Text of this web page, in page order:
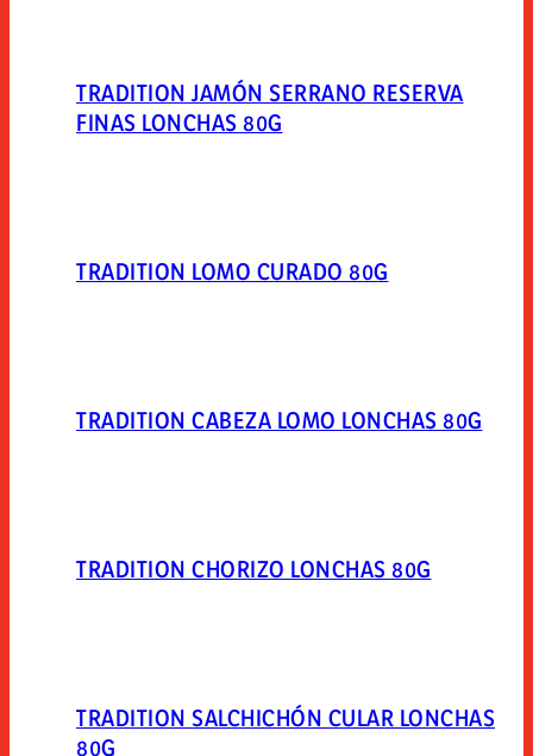
TRADITION JAMÓN SERRANO RESERVA
FINAS LONCHAS 80G
TRADITION LOMO CURADO 80G
TRADITION CABEZA LOMO LONCHAS 80G
TRADITION CHORIZO LONCHAS 80G
TRADITION SALCHICHÓN CULAR LONCHAS
80G